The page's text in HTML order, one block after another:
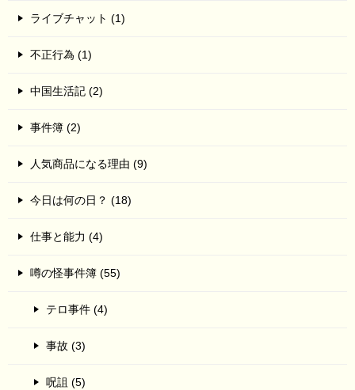
ライブチャット (1)
不正行為 (1)
中国生活記 (2)
事件簿 (2)
人気商品になる理由 (9)
今日は何の日？ (18)
仕事と能力 (4)
噂の怪事件簿 (55)
テロ事件 (4)
事故 (3)
呪詛 (5)